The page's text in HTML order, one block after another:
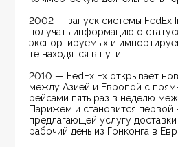
2002 — запуск системы FedEx
получать информацию о
экспортируемых и
те находятся в пути.
2010 — FedEx Ex открывает
между Азией и Европой с
рейсами пять раз в неделю
Парижем и становится первой
предлагающей услугу
рабочий день из Гонконга в